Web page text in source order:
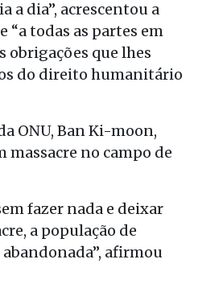
a dia”, acrescentou a
“a todas as partes em
obrigações que lhes
do direito humanitário
ONU, Ban Ki-moon,
massacre no campo de
fazer nada e deixar
a população de
afirmou